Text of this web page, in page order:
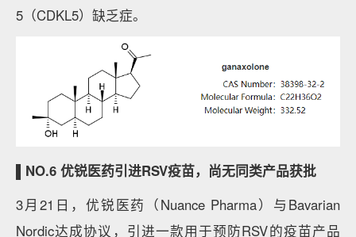
5（CDKL5）缺乏症。
▌NO.6 优锐医药引进RSV疫苗，尚无同类产品获批
3月21日，优锐医药（Nuance Pharma）与Bavarian
Nordic达成协议，引进一款用于预防RSV的疫苗产品